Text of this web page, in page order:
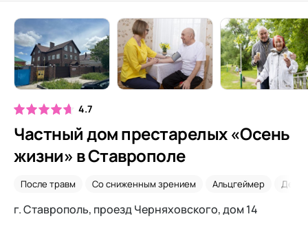
4.7
Частный дом престарелых «Осень
жизни» в Ставрополе
После травм Со сниженным зрением Альцгеймер
г. Ставрополь, проезд Черняховского, дом 14